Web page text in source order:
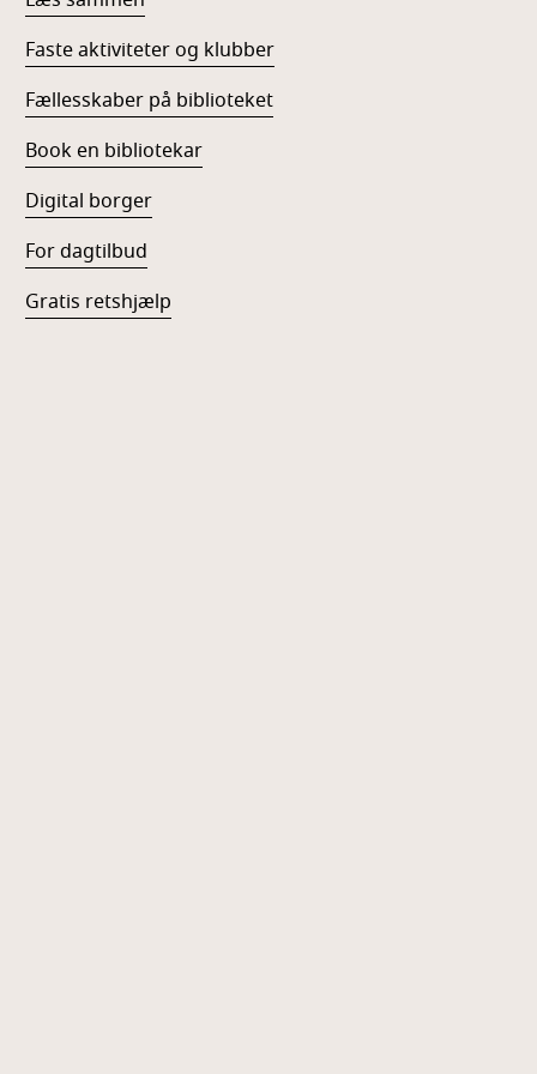
Faste aktiviteter og klubber
Fællesskaber på biblioteket
Book en bibliotekar
Digital borger
For dagtilbud
Gratis retshjælp